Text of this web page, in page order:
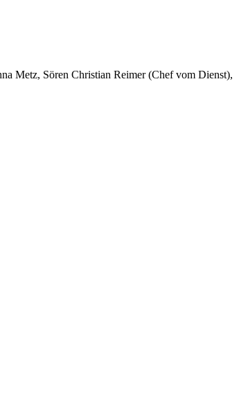
Metz, Sören Christian Reimer (Chef vom Dienst),